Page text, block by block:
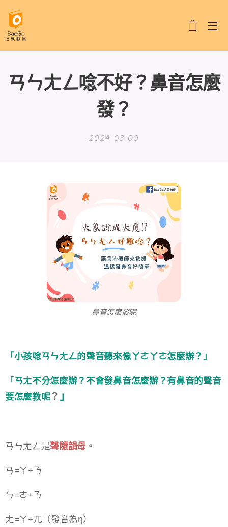
ㄢㄣㄤㄥ唸不好？鼻音怎麼
發？
2024-03-09
鼻音怎麼發呢
「小孩唸ㄢㄣㄤㄥ的聲音聽來像ㄚㄜㄚㄜ怎麼辦？」​
「ㄢㄤ不分怎麼辦？不會發鼻音怎麼辦？有鼻音的聲音
要怎麼教呢？ 」​
ㄢㄣㄤㄥ是聲隨韻母 。
ㄢ=ㄚ+ㄋ​
ㄣ=ㄜ+ㄋ​
ㄤ=ㄚ+兀（發音為ŋ）​